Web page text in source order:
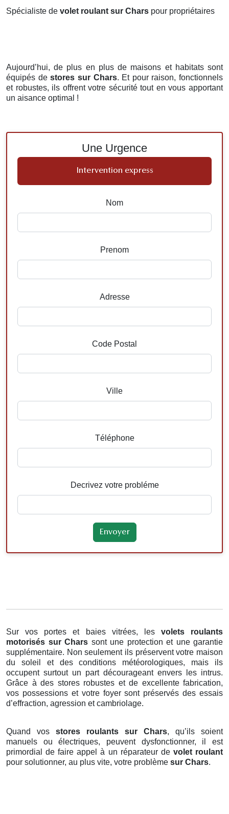
Spécialiste de volet roulant sur Chars pour propriétaires
Aujourd’hui, de plus en plus de maisons et habitats sont
équipés destores sur Chars. Et pour raison, fonctionnels
et robustes, ils offrent votre sécurité tout en vous apportant
un aisance optimal !
Une Urgence
Intervention express
Nom
Prenom
Adresse
Code Postal
Ville
Téléphone
Decrivez votre probléme
Sur vos portes et baies vitrées, les volets roulants
motorisés sur Chars sont une protection et une garantie
supplémentaire. Non seulement ils préservent votre maison
du soleil et des conditions météorologiques, mais ils
occupent surtout un part décourageant envers les intrus.
Grâce à des stores robustes et de excellente fabrication,
vos possessions et votre foyer sont préservés des essais
d’effraction, agression et cambriolage.
Quand vos stores roulants sur Chars, qu’ils soient
manuels ou électriques, peuvent dysfonctionner, il est
primordial de faire appel à un réparateur de volet roulant
pour solutionner, au plus vite, votre problème sur Chars.